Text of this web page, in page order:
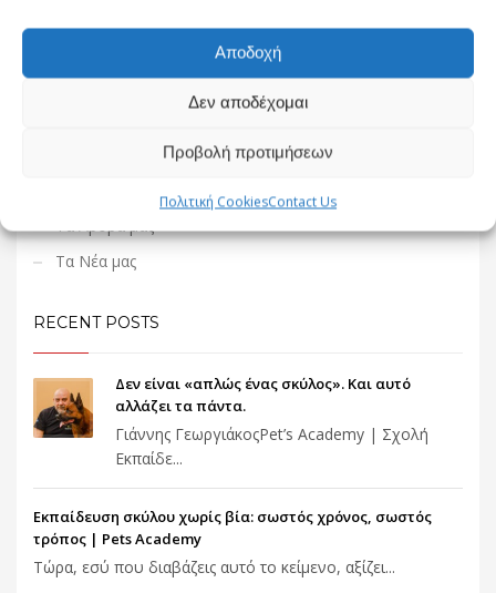
Αποδοχή
Δεν αποδέχομαι
Προβολή προτιμήσεων
Πολιτική CookiesContact Us
Συχνές Ερωτήσεις
Τα Άρθρα μας
Τα Νέα μας
RECENT POSTS
Δεν είναι «απλώς ένας σκύλος». Και αυτό
αλλάζει τα πάντα.
Γιάννης ΓεωργιάκοςPet’s Academy | Σχολή
Εκπαίδε...
Εκπαίδευση σκύλου χωρίς βία: σωστός χρόνος, σωστός
τρόπος | Pets Academy
Τώρα, εσύ που διαβάζεις αυτό το κείμενο, αξίζει...